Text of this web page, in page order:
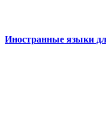
Иностранные языки